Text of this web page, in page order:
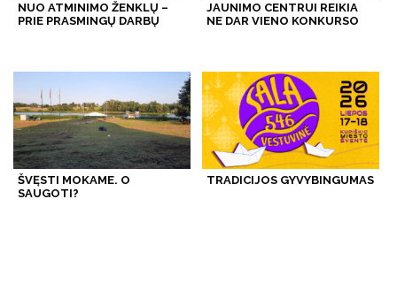
NUO ATMINIMO ŽENKLŲ –
PRIE PRASMINGŲ DARBŲ
JAUNIMO CENTRUI REIKIA
NE DAR VIENO KONKURSO
ŠVĘSTI MOKAME. O
SAUGOTI?
TRADICIJOS GYVYBINGUMAS